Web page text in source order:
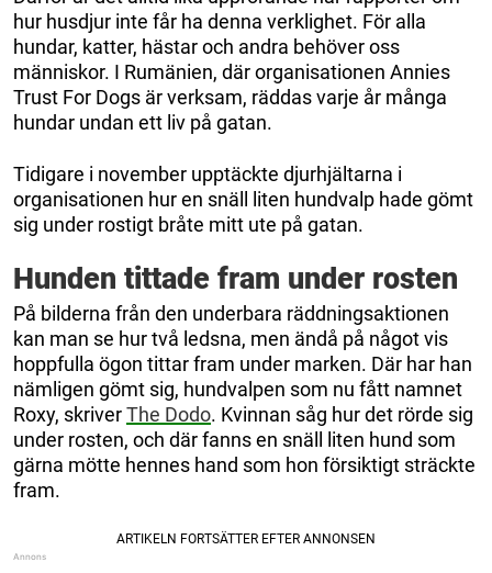
hur husdjur inte får ha denna verklighet. För alla
hundar, katter, hästar och andra behöver oss
människor. I Rumänien, där organisationen Annies
Trust For Dogs är verksam, räddas varje år många
hundar undan ett liv på gatan.
Tidigare i november upptäckte djurhjältarna i
organisationen hur en snäll liten hundvalp hade gömt
sig under rostigt bråte mitt ute på gatan.
Hunden tittade fram under rosten
På bilderna från den underbara räddningsaktionen
kan man se hur två ledsna, men ändå på något vis
hoppfulla ögon tittar fram under marken. Där har han
nämligen gömt sig, hundvalpen som nu fått namnet
Roxy, skriverThe Dodo. Kvinnan såg hur det rörde sig
under rosten, och där fanns en snäll liten hund som
gärna mötte hennes hand som hon försiktigt sträckte
fram.